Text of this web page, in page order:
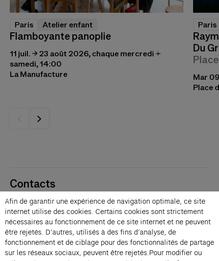
Paris Atelier enfant
Flamboyante panoplie
11 juil. → 23 août 2026, chaque mercredi +
samedi, 14:00
La Manufacture
Paris
Du
Mar
Place
Contacts
Membres
Presse
Privatisations
Changer de langue 
Inscription à la newsletter
Afin de garantir une expérience de navigation optimale, ce site
internet utilise des cookies. Certains cookies sont strictement
nécessaires au fonctionnement de ce site internet et ne peuvent
être rejetés. D’autres, utilisés à des fins d’analyse, de
fonctionnement et de ciblage pour des fonctionnalités de partage
sur les réseaux sociaux, peuvent être rejetés.Pour modifier ou